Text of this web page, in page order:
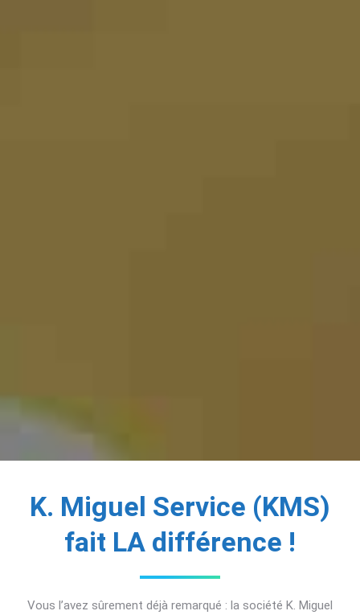
K. Miguel Service (KMS)
fait LA différence !
Vous l’avez sûrement déjà remarqué : la société K. Miguel